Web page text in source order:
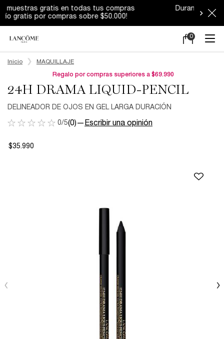
Durante estos días los despachos podrían
tener demoras.
Mi
0
0 producto
Inicio
MAQUILLAJE
Regalo por compras superiores a $69.990
24H DRAMA LIQUID-PENCIL
DELINEADOR DE OJOS EN GEL LARGA DURACIÓN
0/5(0)— Escribir una opinión
$35.990